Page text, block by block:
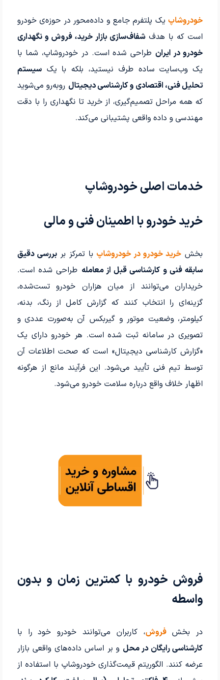
خودروشاپ یک پلتفرم جامع و داده‌محور در حوزه‌ی خودرو
است که با هدف شفاف‌سازی بازار خرید، فروش و نگهداری
خودرو در ایران طراحی شده است. در خودروشاپ، شما با
یک وب‌سایت ساده طرف نیستید، بلکه با یکسیستم
تحلیل فنی، اقتصادی و کارشناسی دیجیتال روبه‌رو می‌شوید
که همه مراحل تصمیم‌گیری، از خرید تا نگهداری را با دقت
مهندسی و داده واقعی پشتیبانی می‌کند.
خدمات اصلی خودروشاپ
خرید خودرو با اطمینان فنی و مالی
بخش خرید خودرو در خودروشاپ با تمرکز بربررسی دقیق
سابقه فنی و کارشناسی قبل از معامله طراحی شده است.
خریداران می‌توانند از میان هزاران خودرو تست‌شده،
گزینه‌ای را انتخاب کنند که گزارش کامل از رنگ، بدنه،
کیلومتر، وضعیت موتور و گیربکس آن به‌صورت عددی و
تصویری در سامانه ثبت شده است. هر خودرو دارای یک
«گزارش کارشناسی دیجیتال» است که صحت اطلاعات آن
توسط تیم فنی تأیید می‌شود. این فرآیند مانع از هرگونه
اظهار خلاف واقع درباره سلامت خودرو می‌شود.
فروش خودرو با کمترین زمان و بدون
واسطه
در بخشفروش، کاربران می‌توانند خودرو خود را با
کارشناسی رایگان در محل و بر اساس داده‌های واقعی بازار
عرضه کنند. الگوریتم قیمت‌گذاری خودروشاپ با استفاده از